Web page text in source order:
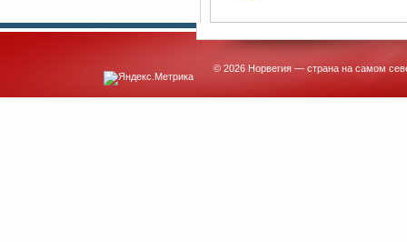
© 2026 Норвегия — страна на самом